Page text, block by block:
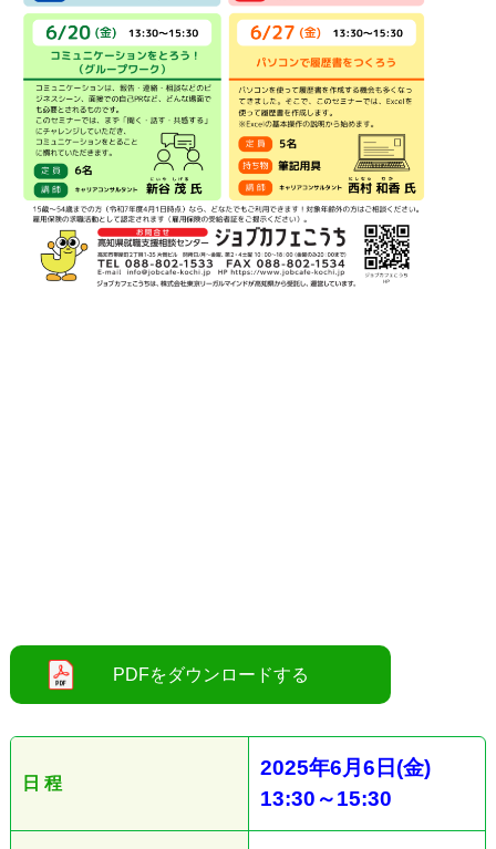
日 程
2025年6月6 日 (金)
13:30 ～15:30